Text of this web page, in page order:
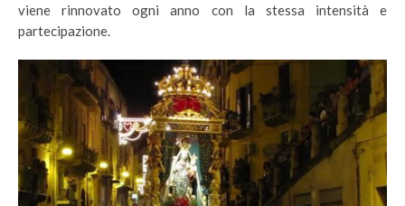
viene rinnovato ogni anno con la stessa intensità e
partecipazione.